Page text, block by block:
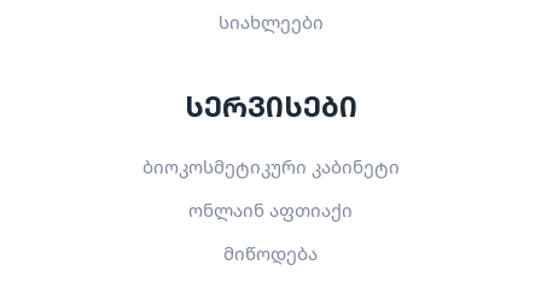
სიახლეები
სერვისები
ბიოკოსმეტიკური კაბინეტი
ონლაინ აფთიაქი
მიწოდება